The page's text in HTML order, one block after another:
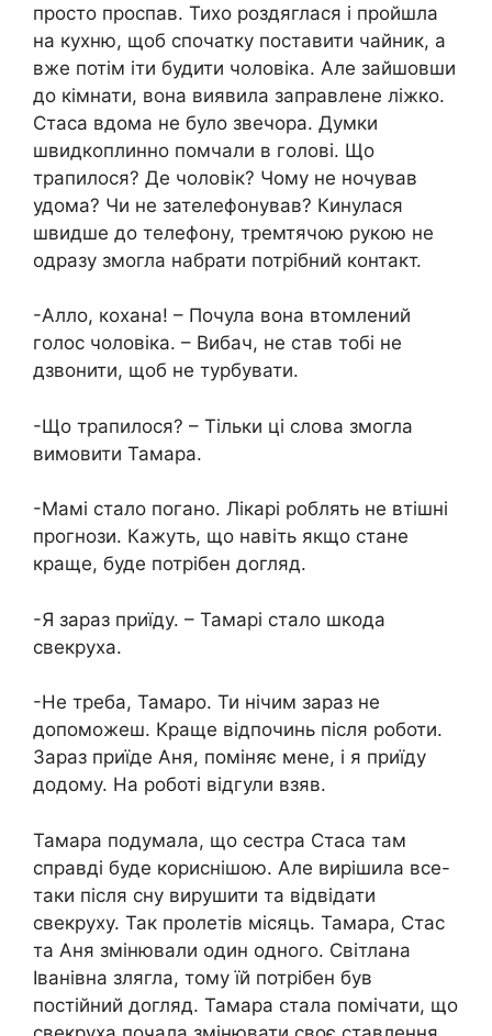
просто проспав. Тихо роздяглася і пройшла
на кухню, щоб спочатку поставити чайник, а
вже потім іти будити чоловіка. Але зайшовши
до кімнати, вона виявила заправлене ліжко.
Стаса вдома не було звечора. Думки
швидкоплинно помчали в голові. Що
трапилося? Де чоловік? Чому не ночував
удома? Чи не зателефонував? Кинулася
швидше до телефону, тремтячою рукою не
одразу змогла набрати потрібний контакт.
-Алло, кохана! – Почула вона втомлений
голос чоловіка. – Вибач, не став тобі не
дзвонити, щоб не турбувати.
-Що трапилося? – Тільки ці слова змогла
вимовити Тамара.
-Мамі стало погано. Лікарі роблять не втішні
прогнози. Кажуть, що навіть якщо стане
краще, буде потрібен догляд.
-Я зараз приїду. – Тамарі стало шкода
свекруха.
-Не треба, Тамаро. Ти нічим зараз не
допоможеш. Краще відпочинь після роботи.
Зараз приїде Аня, поміняє мене, і я приїду
додому. На роботі відгули взяв.
Тамара подумала, що сестра Стаса там
справді буде кориснішою. Але вирішила все-
таки після сну вирушити та відвідати
свекруху. Так пролетів місяць. Тамара, Стас
та Аня змінювали один одного. Світлана
Іванівна злягла, тому їй потрібен був
постійний догляд. Тамара стала помічати, що